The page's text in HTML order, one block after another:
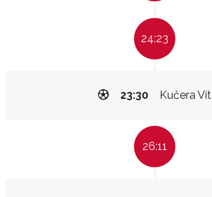
24:23
Kučera Vít
23:30
26:11